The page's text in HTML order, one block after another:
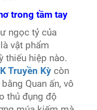
trong tầm tay
ngọc tỷ của
vật phẩm
thiếu hiệp nào.
Truyền Kỳ còn
Quan ấn, vô
thủ đụng độ